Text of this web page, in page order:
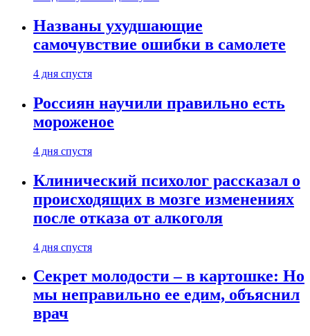
Названы ухудшающие
самочувствие ошибки в самолете
4 дня спустя
Россиян научили правильно есть
мороженое
4 дня спустя
Клинический психолог рассказал о
происходящих в мозге изменениях
после отказа от алкоголя
4 дня спустя
Секрет молодости – в картошке: Но
мы неправильно ее едим, объяснил
врач